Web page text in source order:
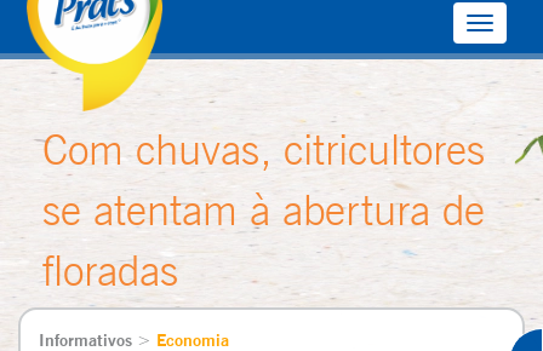
Toggle
Com chuvas, citricultores
se atentam à abertura de
floradas
Informativos > Economia